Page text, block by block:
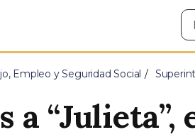
en
Empleo y Seguridad Social
a